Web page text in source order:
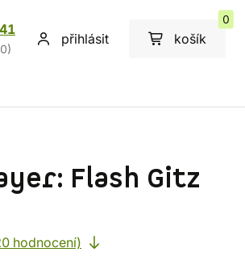
přihlásit košík
0
Flash Gitz
hodnocení)